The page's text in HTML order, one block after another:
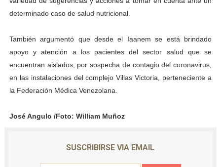
determinado caso de salud nutricional.
También argumentó que desde el Iaanem se está brindado
apoyo y atención a los pacientes del sector salud que se
encuentran aislados, por sospecha de contagio del coronavirus,
en las instalaciones del complejo Villas Victoria, perteneciente a
la Federación Médica Venezolana.
José Angulo /Foto: William Muñoz
SUSCRIBIRSE VIA EMAIL